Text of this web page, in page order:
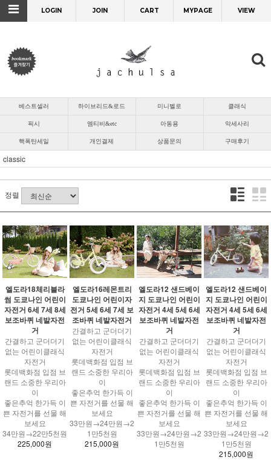
LOGIN JOIN CART MYPAGE VIEW
베스트셀러 하이브리드&로드 미니벨로 클래식
픽시 엠티비&etc 아동용 악세사리
핵폭탄세일 개인결제 상품문의 구매후기
classic
정렬
엘도라18체리블라
썸 도쿄나인 어린이
자전거 6세 7세 8세
보조바퀴 네발자전
거
간결하고 군더더기
없는 어린이클래식
자전거
롯데백화점 입점 브
랜드 소중한 우리아
이
좋은추억 한가득 이
쁜 자전거를 선물 해
보세요
34만원→22만5천원
225,000원
엘도라16레몬트리
도쿄나인 어린이자
전거 5세 6세 7세 보
조바퀴 네발자전거
간결하고 군더더기
없는 어린이클래식
자전거
롯데백화점 입점 브
랜드 소중한 우리아
이
좋은추억 한가득 이
쁜 자전거를 선물 해
보세요
33만원→24만원→2
1만5천원
215,000원
엘도라12 샌드베이
지 도쿄나인 어린이
자전거 4세 5세 6세
보조바퀴 네발자전
거
간결하고 군더더기
없는 어린이클래식
자전거
롯데백화점 입점 브
랜드 소중한 우리아
이
좋은추억 한가득 이
쁜 자전거를 선물 해
보세요
33만원→24만원→2
1만5천원
엘도라12 샌드베이
지 도쿄나인 어린이
자전거 4세 5세 6세
보조바퀴 네발자전
거
간결하고 군더더기
없는 어린이클래식
자전거
롯데백화점 입점 브
랜드 소중한 우리아
이
좋은추억 한가득 이
쁜 자전거를 선물 해
보세요
33만원→24만원→2
1만5천원
215,000원